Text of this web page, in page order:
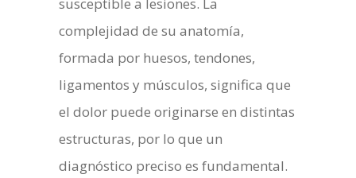
complejidad de su anatomía,
formada por huesos, tendones,
ligamentos y músculos, significa que
el dolor puede originarse en distintas
estructuras, por lo que un
diagnóstico preciso es fundamental.